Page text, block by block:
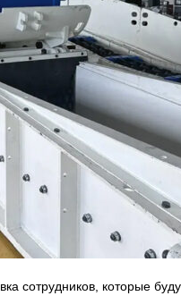
сотрудников, которые